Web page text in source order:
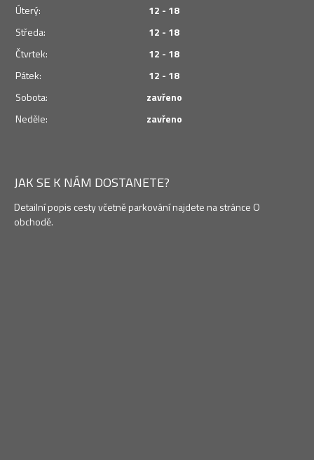
Úterý:
12 - 18
Středa:
12 - 18
Čtvrtek:
12 - 18
Pátek:
12 - 18
Sobota:
zavřeno
Neděle:
zavřeno
JAK SE K NÁM DOSTANETE?
Detailní popis cesty včetně parkování najdete na stránce O
obchodě.